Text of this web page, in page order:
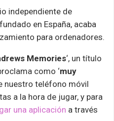
independiente de
en España, acaba
para ordenadores.
Memories‘, un título
como ‘muy
nuestro teléfono móvil
a la hora de jugar, y para
una aplicación a través